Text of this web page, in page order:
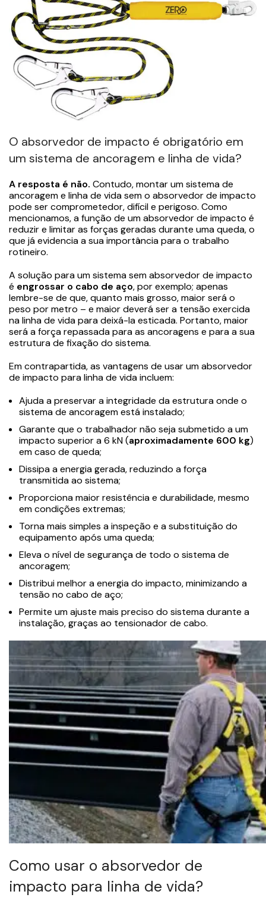
O absorvedor de impacto é obrigatório em
um sistema de ancoragem e linha de vida?
A resposta é não. Contudo, montar um sistema de
ancoragem e linha de vida sem o absorvedor de impacto
pode ser comprometedor, difícil e perigoso. Como
mencionamos, a função de um absorvedor de impacto é
reduzir e limitar as forças geradas durante uma queda, o
que já evidencia a sua importância para o trabalho
rotineiro.
A solução para um sistema sem absorvedor de impacto
é engrossar o cabo de aço, por exemplo; apenas
lembre-se de que, quanto mais grosso, maior será o
peso por metro – e maior deverá ser a tensão exercida
na linha de vida para deixá-la esticada. Portanto, maior
será a força repassada para as ancoragens e para a sua
estrutura de fixação do sistema.
Em contrapartida, as vantagens de usar um absorvedor
de impacto para linha de vida incluem:
Ajuda a preservar a integridade da estrutura onde o
sistema de ancoragem está instalado;
Garante que o trabalhador não seja submetido a um
impacto superior a 6 kN (aproximadamente 600 kg)
em caso de queda;
Dissipa a energia gerada, reduzindo a força
transmitida ao sistema;
Proporciona maior resistência e durabilidade, mesmo
em condições extremas;
Torna mais simples a inspeção e a substituição do
equipamento após uma queda;
Eleva o nível de segurança de todo o sistema de
ancoragem;
Distribui melhor a energia do impacto, minimizando a
tensão no cabo de aço;
Permite um ajuste mais preciso do sistema durante a
instalação, graças ao tensionador de cabo.
Como usar o absorvedor de
impacto para linha de vida?